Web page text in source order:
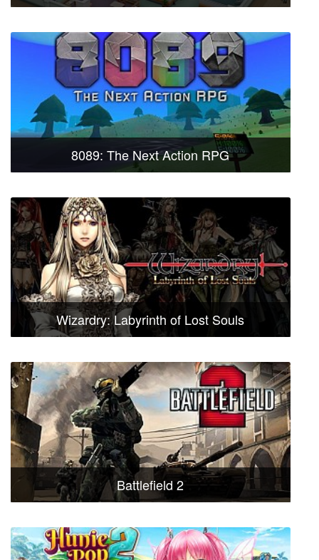
8089: The Next Action RPG
Wizardry: Labyrinth of Lost Souls
Battlefield 2